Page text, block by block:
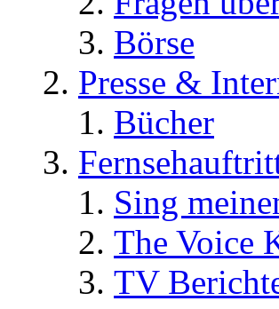
Börse
Presse &
Bücher
Sing
The Voice
TV